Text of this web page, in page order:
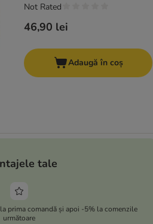
46,90 lei
Not Rated
Adaugă în coș
tale
prima comandă și apoi -5% la comenzile
următoare